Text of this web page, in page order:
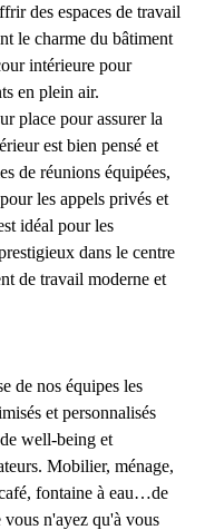
des espaces de travail
le charme du bâtiment
intérieure pour
en plein air.
place pour assurer la
est bien pensé et
de réunions équipées,
les appels privés et
idéal pour les
dans le centre
de travail moderne et
de nos équipes les
et personnalisés
well-being et
Mobilier, ménage,
fontaine à eau…de
n'ayez qu'à vous